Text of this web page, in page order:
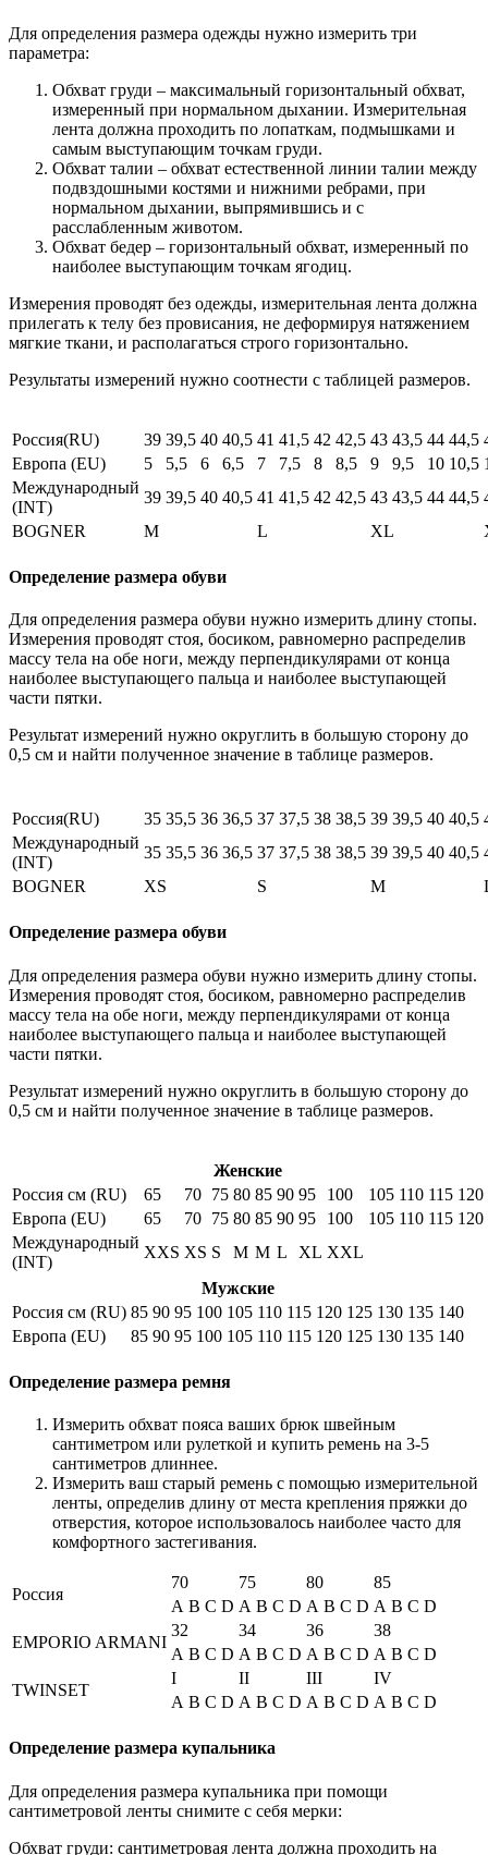
Для определения размера одежды нужно измерить три
параметра:
Обхват груди – максимальный горизонтальный обхват,
измеренный при нормальном дыхании. Измерительная
лента должна проходить по лопаткам, подмышками и
самым выступающим точкам груди.
Обхват талии – обхват естественной линии талии между
подвздошными костями и нижними ребрами, при
нормальном дыхании, выпрямившись и с
расслабленным животом.
Обхват бедер – горизонтальный обхват, измеренный по
наиболее выступающим точкам ягодиц.
Измерения проводят без одежды, измерительная лента должна
прилегать к телу без провисания, не деформируя натяжением
мягкие ткани, и располагаться строго горизонтально.
Результаты измерений нужно соотнести с таблицей размеров.
Россия(RU) 39 39,5 40 40,5 41 41,5 42 42,5 43 43,5 44 44,5
Европа (EU)
5 5,5 6 6,5 7 7,5 8 8,5 9 9,5 10 10,5
Международный
(INT)
39 39,5 40 40,5 41 41,5 42 42,5 43 43,5 44 44,5
BOGNER
M L XL
Определение размера обуви
Для определения размера обуви нужно измерить длину стопы.
Измерения проводят стоя, босиком, равномерно распределив
массу тела на обе ноги, между перпендикулярами от конца
наиболее выступающего пальца и наиболее выступающей
части пятки.
Результат измерений нужно округлить в большую сторону до
0,5 см и найти полученное значение в таблице размеров.
Россия(RU) 35 35,5 36 36,5 37 37,5 38 38,5 39 39,5 40 40,5
Международный
(INT)
35 35,5 36 36,5 37 37,5 38 38,5 39 39,5 40 40,5
BOGNER
XS S M
Определение размера обуви
Для определения размера обуви нужно измерить длину стопы.
Измерения проводят стоя, босиком, равномерно распределив
массу тела на обе ноги, между перпендикулярами от конца
наиболее выступающего пальца и наиболее выступающей
части пятки.
Результат измерений нужно округлить в большую сторону до
0,5 см и найти полученное значение в таблице размеров.
Женские
Россия см (RU)
65 70 75 80 85 90 95 100 105 110 115 120
Европа (EU)
65 70 75 80 85 90 95 100 105 110 115 120
Международный
(INT)
XXS XS S M M L XL XXL
Мужские
Россия см (RU) 85 90 95 100 105 110 115 120 125 130 135 140
Европа (EU)
85 90 95 100 105 110 115 120 125 130 135 140
Определение размера ремня
Измерить обхват пояса ваших брюк швейным
сантиметром или рулеткой и купить ремень на 3-5
сантиметров длиннее.
Измерить ваш старый ремень с помощью измерительной
ленты, определив длину от места крепления пряжки до
отверстия, которое использовалось наиболее часто для
комфортного застегивания.
Россия
70 75 80
85
A B C D A B C D A B C D A B C D
EMPORIO ARMANI
32 34 36
38
A B C D A B C D A B C D A B C D
TWINSET
I II III
IV
A B C D A B C D A B C D A B C D
Определение размера купальника
Для определения размера купальника при помощи
сантиметровой ленты снимите с себя мерки:
Обхват груди: сантиметровая лента должна проходить на